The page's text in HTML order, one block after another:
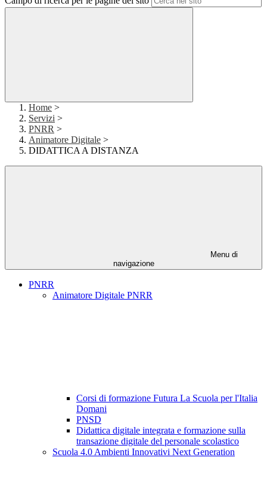
Home >
Servizi >
PNRR >
Animatore Digitale >
DIDATTICA A DISTANZA
Menu di
navigazione
PNRR
Animatore Digitale PNRR
Corsi di formazione Futura La Scuola per l'Italia
Domani
PNSD
Didattica digitale integrata e formazione sulla
transazione digitale del personale scolastico
Scuola 4.0 Ambienti Innovativi Next Generation